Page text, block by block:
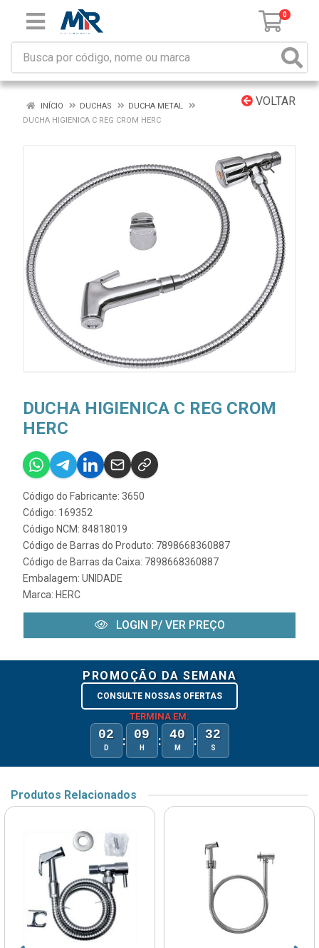
0
VOLTAR
INÍCIO DUCHAS
DUCHA METAL
DUCHA HIGIENICA C REG CROM HERC
DUCHA HIGIENICA C REG CROM
HERC
Código do Fabricante: 3650
Código: 169352
Código NCM: 84818019
Código de Barras do Produto: 7898668360887
Código de Barras da Caixa: 7898668360887
Embalagem: UNIDADE
Marca: HERC
LOGIN P/ VER PREÇO
PROMOÇÃO DA SEMANA
CONSULTE NOSSAS OFERTAS
TERMINA EM:
02
D : 09
H : 40
M : 32
S
Produtos Relacionados